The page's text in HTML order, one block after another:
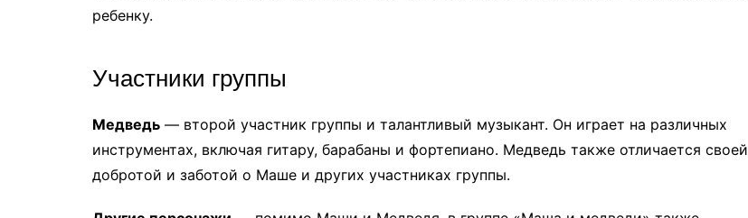
ребенку.
Участники группы
Медведь — второй участник группы и талантливый музыкант. Он играет на различных
инструментах, включая гитару, барабаны и фортепиано. Медведь также отличается своей
добротой и заботой о Маше и других участниках группы.